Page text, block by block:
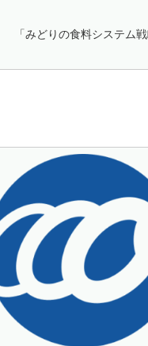
「みどりの食料システム